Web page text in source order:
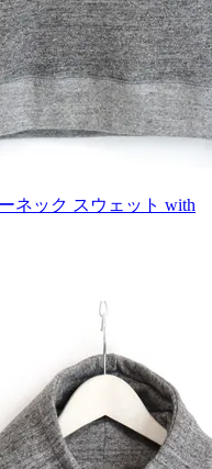
ネック スウェット with